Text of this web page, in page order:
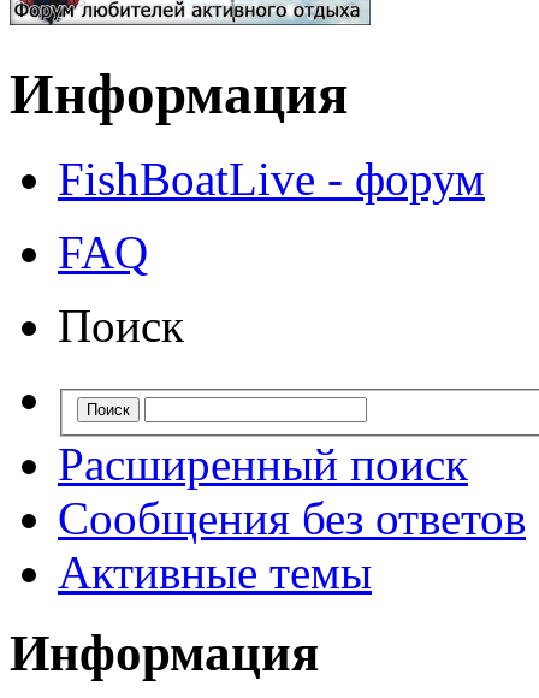
Информация
FishBoatLive - форум
FAQ
Поиск
Расширенный поиск
Сообщения без ответов
Активные темы
Информация